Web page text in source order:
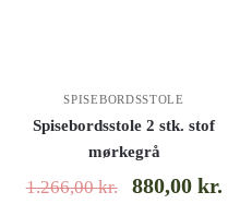
SPISEBORDSSTOLE
Spisebordsstole 2 stk. stof
mørkegrå
1.266,00kr. 880,00 kr.